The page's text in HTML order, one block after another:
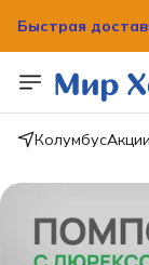
Быстрая
Быстрая
вашим домом!
КолумбусАкции